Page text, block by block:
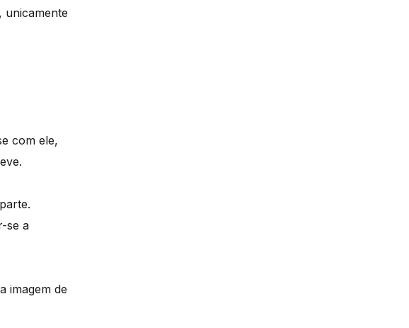
unicamente
com ele,
se a
imagem de